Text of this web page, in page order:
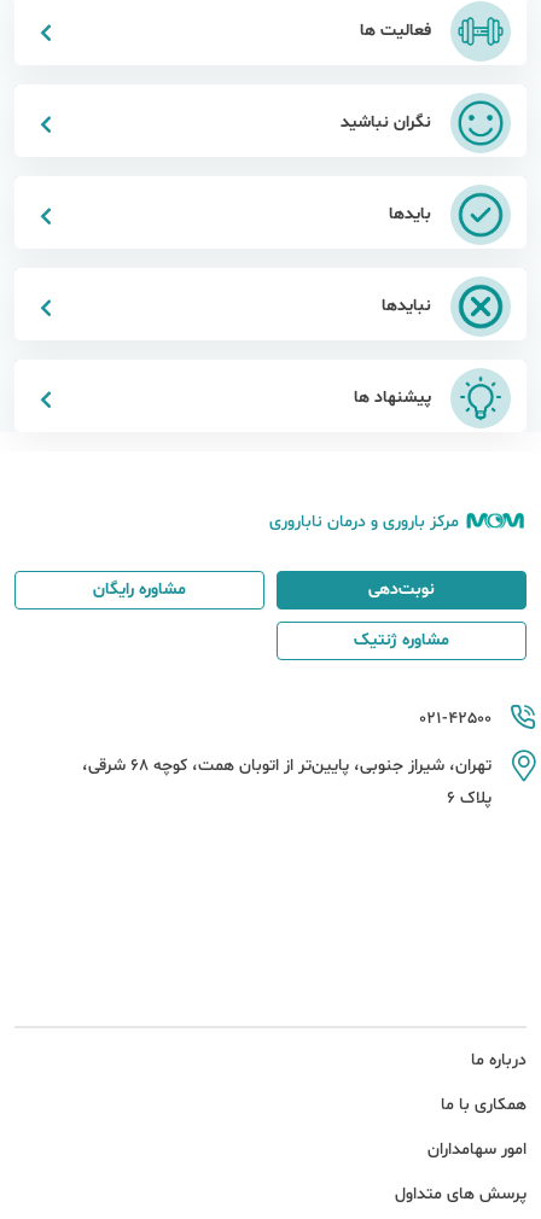
فعالیت ها
نگران نباشید
بایدها
نبایدها
پیشنهاد ها
مرکز باروری و درمان ناباروری
درباره ما
همکاری با ما
امور سهامداران
پرسش های متداول
021-42500
تهران، شیراز جنوبی، پایین‌تر از اتوبان همت، کوچه 68 شرقی،
پلاک 6
نوبت‌دهی مشاوره رایگان
مشاوره ژنتیک